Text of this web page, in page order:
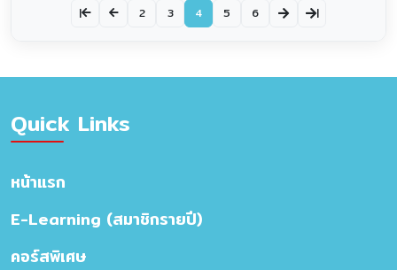
| 2 3 4 5 6 |
Quick Links
หน้าแรก
E-Learning (สมาชิกรายปี)
คอร์สพิเศษ